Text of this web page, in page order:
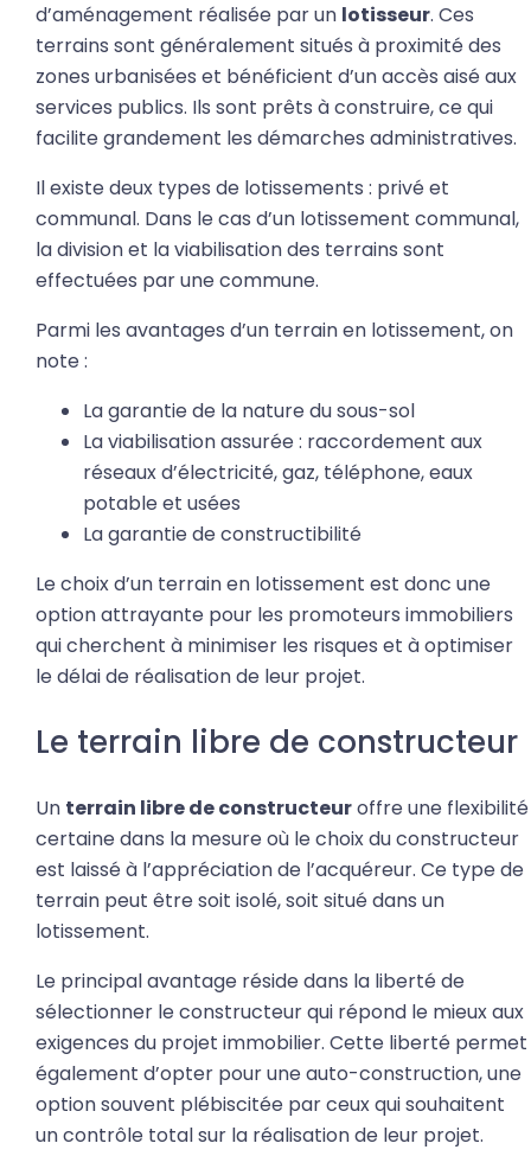
d’aménagement réalisée par un lotisseur. Ces
terrains sont généralement situés à proximité des
zones urbanisées et bénéficient d’un accès aisé aux
services publics. Ils sont prêts à construire, ce qui
facilite grandement les démarches administratives.
Il existe deux types de lotissements : privé et
communal. Dans le cas d’un lotissement communal,
la division et la viabilisation des terrains sont
effectuées par une commune.
Parmi les avantages d’un terrain en lotissement, on
note :
La garantie de la nature du sous-sol
La viabilisation assurée : raccordement aux
réseaux d’électricité, gaz, téléphone, eaux
potable et usées
La garantie de constructibilité
Le choix d’un terrain en lotissement est donc une
option attrayante pour les promoteurs immobiliers
qui cherchent à minimiser les risques et à optimiser
le délai de réalisation de leur projet.
Le terrain libre de constructeur
Un terrain libre de constructeuroffre une flexibilité
certaine dans la mesure où le choix du constructeur
est laissé à l’appréciation de l’acquéreur. Ce type de
terrain peut être soit isolé, soit situé dans un
lotissement.
Le principal avantage réside dans la liberté de
sélectionner le constructeur qui répond le mieux aux
exigences du projet immobilier. Cette liberté permet
également d’opter pour une auto-construction, une
option souvent plébiscitée par ceux qui souhaitent
un contrôle total sur la réalisation de leur projet.